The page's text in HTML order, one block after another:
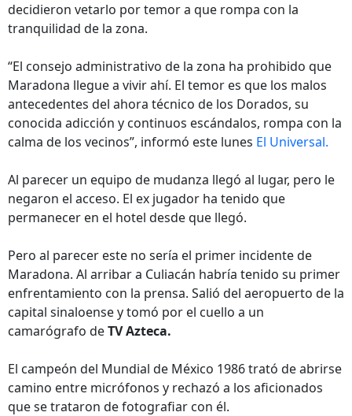
decidieron vetarlo por temor a que rompa con la
tranquilidad de la zona.
“El consejo administrativo de la zona ha prohibido que
Maradona llegue a vivir ahí. El temor es que los malos
antecedentes del ahora técnico de los Dorados, su
conocida adicción y continuos escándalos, rompa con la
calma de los vecinos”, informó este lunes El Universal.
Al parecer un equipo de mudanza llegó al lugar, pero le
negaron el acceso. El ex jugador ha tenido que
permanecer en el hotel desde que llegó.
Pero al parecer este no sería el primer incidente de
Maradona. Al arribar a Culiacán habría tenido su primer
enfrentamiento con la prensa. Salió del aeropuerto de la
capital sinaloense y tomó por el cuello a un
camarógrafo deTV Azteca.
El campeón del Mundial de México 1986 trató de abrirse
camino entre micrófonos y rechazó a los aficionados
que se trataron de fotografiar con él.